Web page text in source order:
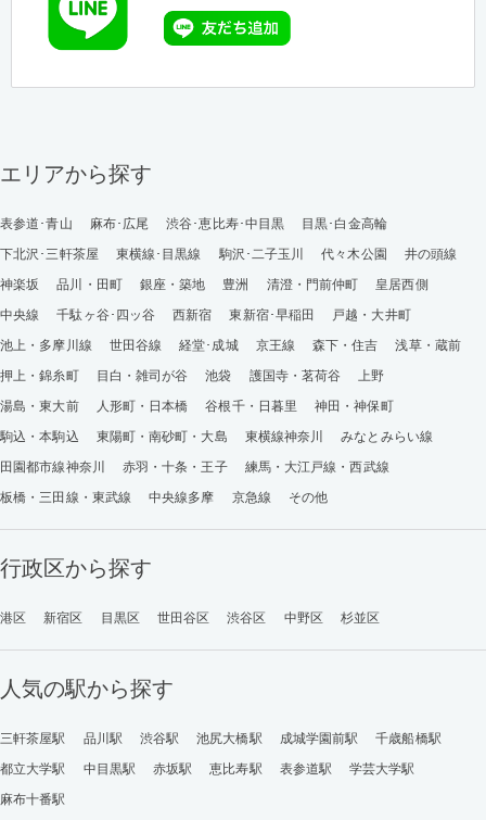
エリアから探す
表参道･青山 麻布･広尾 渋谷･恵比寿･中目黒
目黒･白金高輪
下北沢･三軒茶屋
東横線･目黒線 駒沢･二子玉川 代々木公園
井の頭線
神楽坂
品川・田町 銀座・築地 豊洲 清澄・門前仲町
皇居西側
中央線
千駄ヶ谷･四ッ谷 西新宿 東新宿･早稲田
戸越・大井町
池上・多摩川線
世田谷線 経堂･成城 京王線 森下・住吉
浅草・蔵前
押上・錦糸町
目白・雑司が谷 池袋 護国寺・茗荷谷
上野
湯島・東大前
人形町・日本橋 谷根千・日暮里
神田・神保町
駒込・本駒込
東陽町・南砂町・大島 東横線神奈川
みなとみらい線
田園都市線神奈川
赤羽・十条・王子
練馬・大江戸線・西武線
板橋・三田線・東武線
中央線多摩 京急線 その他
行政区から探す
港区 新宿区 目黒区 世田谷区 渋谷区 中野区 杉並区
人気の駅から探す
三軒茶屋駅 品川駅 渋谷駅 池尻大橋駅 成城学園前駅
千歳船橋駅
都立大学駅
中目黒駅 赤坂駅 恵比寿駅 表参道駅
学芸大学駅
麻布十番駅